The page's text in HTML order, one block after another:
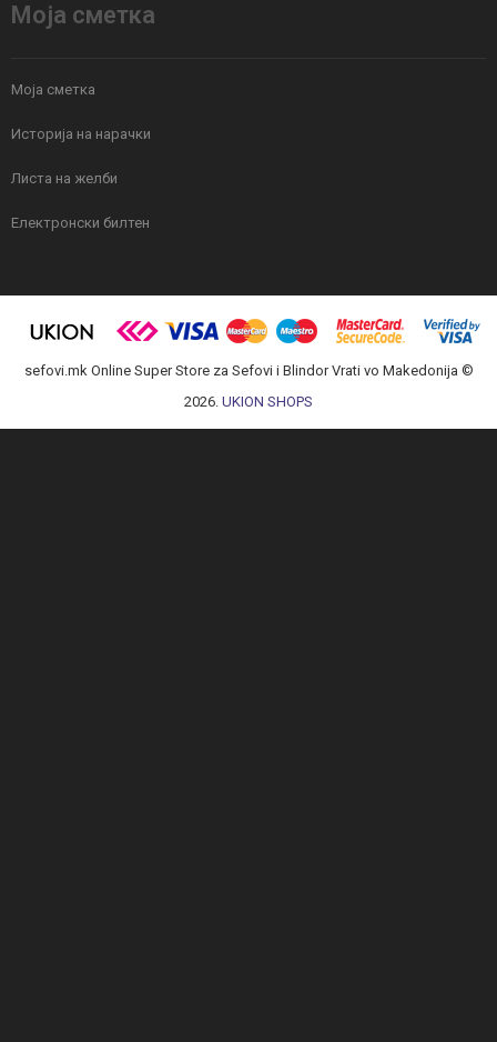
Моја сметка
Моја сметка
Историја на нарачки
Листа на желби
Електронски билтен
sefovi.mk Online Super Store za Sefovi i Blindor Vrati vo Makedonija ©
2026. UKION SHOPS